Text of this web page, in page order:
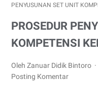
PENYUSUNAN SET UNIT
PROSEDUR
KOMPETENSI
Oleh Zanuar Didik Bintoro
Posting Komentar